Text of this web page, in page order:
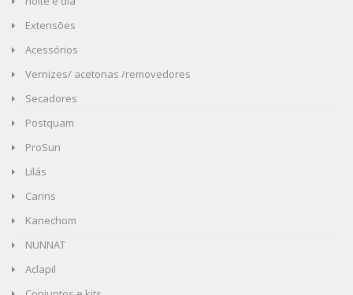
Extensões
Acessórios
Vernizes/ acetonas /removedores
Secadores
Postquam
ProSun
Lilás
Carins
Kanechom
NUNNAT
Aclapil